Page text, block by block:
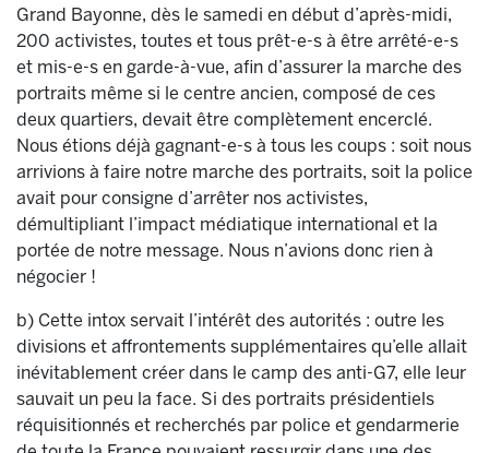
Grand Bayonne, dès le samedi en début d’après-midi,
200 activistes, toutes et tous prêt-e-s à être arrêté-e-s
et mis-e-s en garde-à-vue, afin d’assurer la marche des
portraits même si le centre ancien, composé de ces
deux quartiers, devait être complètement encerclé.
Nous étions déjà gagnant-e-s à tous les coups : soit nous
arrivions à faire notre marche des portraits, soit la police
avait pour consigne d’arrêter nos activistes,
démultipliant l’impact médiatique international et la
portée de notre message. Nous n’avions donc rien à
négocier !
b) Cette intox servait l’intérêt des autorités : outre les
divisions et affrontements supplémentaires qu’elle allait
inévitablement créer dans le camp des anti-G7, elle leur
sauvait un peu la face. Si des portraits présidentiels
réquisitionnés et recherchés par police et gendarmerie